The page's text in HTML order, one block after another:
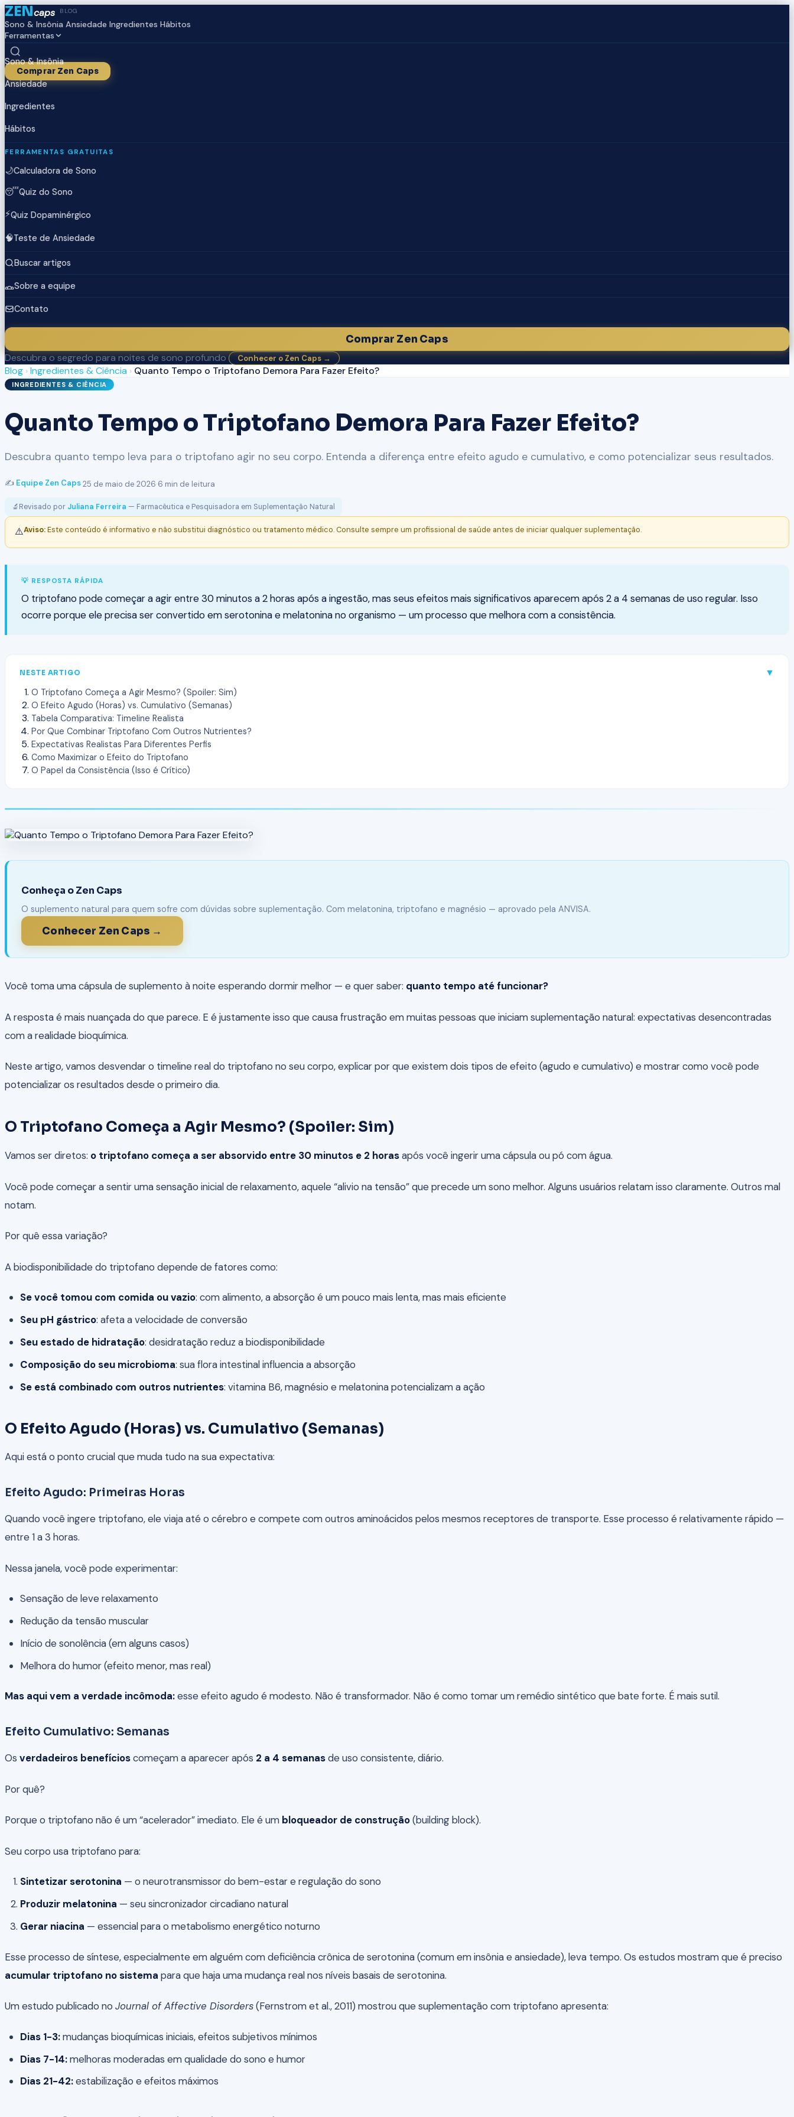
ZENcaps BLOG
Sono & Insônia Ansiedade Ingredientes Hábitos
Ferramentas
Comprar Zen Caps
Sono & Insônia
Ansiedade
Ingredientes
Hábitos
FERRAMENTAS GRATUITAS
🌙Calculadora de Sono
😴Quiz do Sono
⚡Quiz Dopaminérgico
🧠Teste de Ansiedade
Buscar artigos
Sobre a equipe
Contato
Comprar Zen Caps
Descubra o segredo para noites de sono profundo
Conhecer o Zen Caps →
Blog ›Ingredientes & Ciência › Quanto Tempo o Triptofano Demora Para Fazer Efeito?
INGREDIENTES & CIÊNCIA
Quanto Tempo o Triptofano Demora Para Fazer Efeito?
Descubra quanto tempo leva para o triptofano agir no seu corpo. Entenda a diferença entre efeito agudo e cumulativo, e como potencializar seus resultados.
✍️ Equipe Zen Caps·25 de maio de 2026·6 min de leitura
🔬Revisado por Juliana Ferreira — Farmacêutica e Pesquisadora em Suplementação Natural
⚠️Aviso:Este conteúdo é informativo e não substitui diagnóstico ou tratamento médico. Consulte sempre um profissional de saúde antes de iniciar qualquer suplementação.
💡 RESPOSTA RÁPIDA
O triptofano pode começar a agir entre 30 minutos a 2 horas após a ingestão, mas seus efeitos mais significativos aparecem após 2 a 4 semanas de uso regular. Isso
ocorre porque ele precisa ser convertido em serotonina e melatonina no organismo — um processo que melhora com a consistência.
NESTE ARTIGO ▼
O Triptofano Começa a Agir Mesmo? (Spoiler: Sim)
O Efeito Agudo (Horas) vs. Cumulativo (Semanas)
Tabela Comparativa: Timeline Realista
Por Que Combinar Triptofano Com Outros Nutrientes?
Expectativas Realistas Para Diferentes Perfis
Como Maximizar o Efeito do Triptofano
O Papel da Consistência (Isso é Crítico)
Conheça o Zen Caps
O suplemento natural para quem sofre com dúvidas sobre suplementação. Com melatonina, triptofano e magnésio — aprovado pela ANVISA.
Conhecer Zen Caps →
Você toma uma cápsula de suplemento à noite esperando dormir melhor — e quer saber: quanto tempo até funcionar?
A resposta é mais nuançada do que parece. E é justamente isso que causa frustração em muitas pessoas que iniciam suplementação natural: expectativas desencontradas
com a realidade bioquímica.
Neste artigo, vamos desvendar o timeline real do triptofano no seu corpo, explicar por que existem dois tipos de efeito (agudo e cumulativo) e mostrar como você pode
potencializar os resultados desde o primeiro dia.
O Triptofano Começa a Agir Mesmo? (Spoiler: Sim)
Vamos ser diretos: o triptofano começa a ser absorvido entre 30 minutos e 2 horasapós você ingerir uma cápsula ou pó com água.
Você pode começar a sentir uma sensação inicial de relaxamento, aquele “alivio na tensão” que precede um sono melhor. Alguns usuários relatam isso claramente. Outros mal
notam.
Por quê essa variação?
A biodisponibilidade do triptofano depende de fatores como:
Se você tomou com comida ou vazio: com alimento, a absorção é um pouco mais lenta, mas mais eficiente
Seu pH gástrico: afeta a velocidade de conversão
Seu estado de hidratação: desidratação reduz a biodisponibilidade
Composição do seu microbioma: sua flora intestinal influencia a absorção
Se está combinado com outros nutrientes: vitamina B6, magnésio e melatonina potencializam a ação
O Efeito Agudo (Horas) vs. Cumulativo (Semanas)
Aqui está o ponto crucial que muda tudo na sua expectativa:
Efeito Agudo: Primeiras Horas
Quando você ingere triptofano, ele viaja até o cérebro e compete com outros aminoácidos pelos mesmos receptores de transporte. Esse processo é relativamente rápido —
entre 1 a 3 horas.
Nessa janela, você pode experimentar:
Sensação de leve relaxamento
Redução da tensão muscular
Início de sonolência (em alguns casos)
Melhora do humor (efeito menor, mas real)
Mas aqui vem a verdade incômoda:esse efeito agudo é modesto. Não é transformador. Não é como tomar um remédio sintético que bate forte. É mais sutil.
Efeito Cumulativo: Semanas
Os verdadeiros benefícioscomeçam a aparecer após 2 a 4 semanasde uso consistente, diário.
Por quê?
Porque o triptofano não é um “acelerador” imediato. Ele é um bloqueador de construção(building block).
Seu corpo usa triptofano para:
Sintetizar serotonina — o neurotransmissor do bem-estar e regulação do sono
Produzir melatonina — seu sincronizador circadiano natural
Gerar niacina — essencial para o metabolismo energético noturno
Esse processo de síntese, especialmente em alguém com deficiência crônica de serotonina (comum em insônia e ansiedade), leva tempo. Os estudos mostram que é preciso
acumular triptofano no sistema para que haja uma mudança real nos níveis basais de serotonina.
Um estudo publicado no Journal of Affective Disorders(Fernstrom et al., 2011) mostrou que suplementação com triptofano apresenta:
Dias 1-3:mudanças bioquímicas iniciais, efeitos subjetivos mínimos
Dias 7-14:melhoras moderadas em qualidade do sono e humor
Dias 21-42:estabilização e efeitos máximos